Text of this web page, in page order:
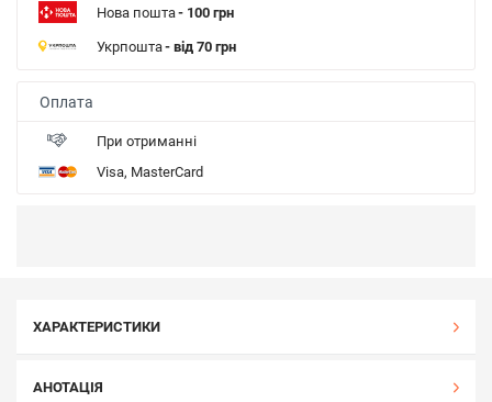
Нова пошта- 100 грн
Укрпошта- від 70 грн
Оплата
При отриманні
Visa, MasterCard
ХАРАКТЕРИСТИКИ
АНОТАЦІЯ